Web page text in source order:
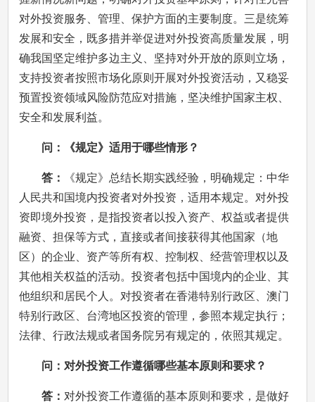
对外投资服务、管理、保护方面的主要制度。三是统筹
发展和安全，既多措并举促进对外投资高质量发展，明
确我国坚定维护多边主义、坚持对外开放的原则立场，
支持投资者按照市场化原则开展对外投资活动，又稳妥
预置投资领域风险防范应对措施，坚决维护国家主权、
安全和发展利益。
问：《规定》适用于哪些情形？
答：
《规定》总结长期实践经验，明确规定：中华
人民共和国境内投资者对外投资，适用本规定。对外投
资即境外投资，是指投资者以投入资产、权益或者提供
融资、担保等方式，直接或者间接获得其他国家（地
区）的企业、资产等所有权、控制权、经营管理权以及
其他相关权益的活动。投资者包括中国境内的企业、其
他组织和居民个人。对投资者在香港特别行政区、澳门
特别行政区、台湾地区投资的管理，参照本规定执行；
法律、行政法规或者国务院另有规定的，依照其规定。
问：对外投资工作遵循哪些基本原则和要求？
答： 对外投资工作遵循的基本原则和要求，是做好